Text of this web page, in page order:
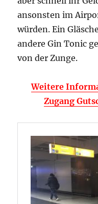
ansonsten im
würden. Ein
andere Gin Tonic
von der Zunge.
Weitere
Zugang